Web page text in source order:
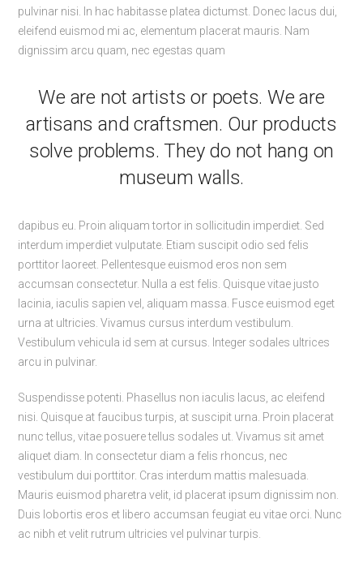
pulvinar nisi. In hac habitasse platea dictumst. Donec lacus dui,
eleifend euismod mi ac, elementum placerat mauris. Nam
dignissim arcu quam, nec egestas quam
We are not artists or poets. We are
artisans and craftsmen. Our products
solve problems. They do not hang on
museum walls.
dapibus eu. Proin aliquam tortor in sollicitudin imperdiet. Sed
interdum imperdiet vulputate. Etiam suscipit odio sed felis
porttitor laoreet. Pellentesque euismod eros non sem
accumsan consectetur. Nulla a est felis. Quisque vitae justo
lacinia, iaculis sapien vel, aliquam massa. Fusce euismod eget
urna at ultricies. Vivamus cursus interdum vestibulum.
Vestibulum vehicula id sem at cursus. Integer sodales ultrices
arcu in pulvinar.
Suspendisse potenti. Phasellus non iaculis lacus, ac eleifend
nisi. Quisque at faucibus turpis, at suscipit urna. Proin placerat
nunc tellus, vitae posuere tellus sodales ut. Vivamus sit amet
aliquet diam. In consectetur diam a felis rhoncus, nec
vestibulum dui porttitor. Cras interdum mattis malesuada.
Mauris euismod pharetra velit, id placerat ipsum dignissim non.
Duis lobortis eros et libero accumsan feugiat eu vitae orci. Nunc
ac nibh et velit rutrum ultricies vel pulvinar turpis.